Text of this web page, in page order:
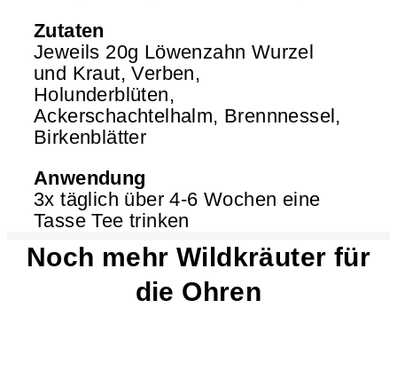
Zutaten
Jeweils 20g Löwenzahn Wurzel
und Kraut, Verben,
Holunderblüten,
Ackerschachtelhalm, Brennnessel,
Birkenblätter
Anwendung
3x täglich über 4-6 Wochen eine
Tasse Tee trinken
Noch mehr Wildkräuter für
die Ohren